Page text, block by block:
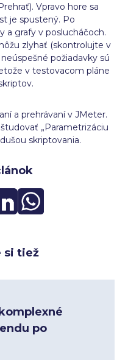
Vpravo hore sa
je spustený. Po
a grafy v poslucháčoch.
zlyhať (skontrolujte v
požiadavky sú
v testovacom pláne
a prehrávaní v JMeter.
„Parametrizáciu
skriptovania.
si tiež
po